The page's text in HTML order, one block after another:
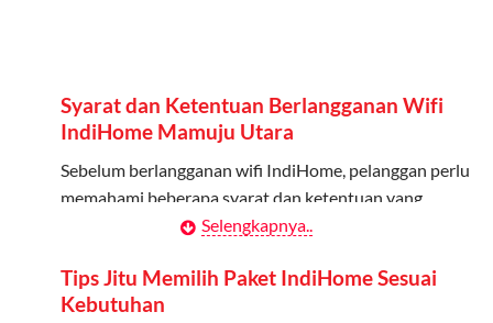
Kuota keluarga bisa digunakan di seluruh Indonesia
Tidak Berlaku untuk Roaming
Kuota ini hanya bisa digunakan di dalam negeri.
Cara Menggunakan Kuota Keluarga
Syarat dan Ketentuan Berlangganan Wifi
IndiHome Mamuju Utara
Sebelum berlangganan wifi IndiHome, pelanggan perlu
memahami beberapa syarat dan ketentuan yang
Kontrak Berlangganan
Pelanggan harus menandatangani Kontrak
Selengkapnya..
Tips Jitu Memilih Paket IndiHome Sesuai
Kebutuhan